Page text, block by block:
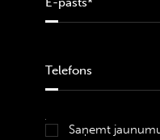
Saņemt